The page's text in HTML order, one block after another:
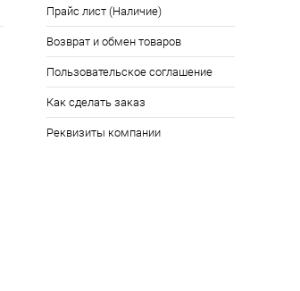
Прайс лист (Наличие)
Возврат и обмен товаров
Пользовательское соглашение
Как сделать заказ
Реквизиты компании